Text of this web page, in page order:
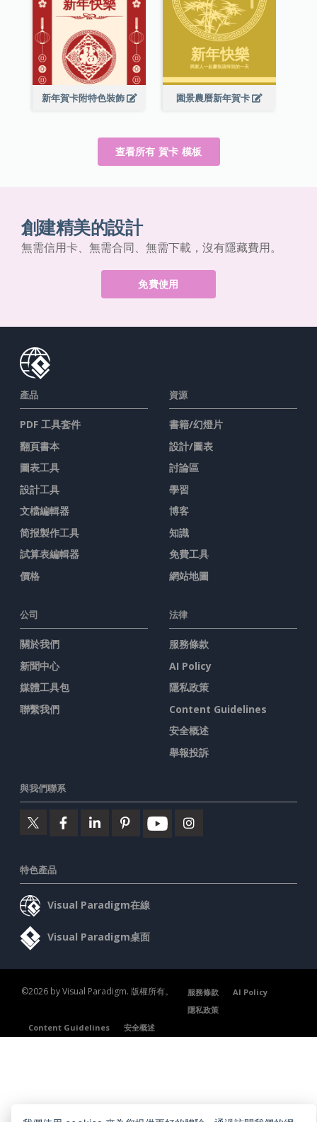
新年賀卡附特色裝飾 園景農曆新年賀卡
查看所有 賀卡 模板
創建精美的設計
無需信用卡、無需合同、無需下載，沒有隱藏費用。
免費使用
產品
PDF 工具套件
翻頁書本
圖表工具
設計工具
文檔編輯器
简报製作工具
試算表編輯器
價格
資源
書籍/幻燈片
設計/圖表
討論區
學習
博客
知識
免費工具
網站地圖
公司
關於我們
新聞中心
媒體工具包
聯繫我們
法律
服務條款
AI Policy
隱私政策
Content Guidelines
安全概述
舉報投訴
與我們聯系
特色產品
Visual Paradigm在線
Visual Paradigm桌面
©2026 by Visual Paradigm. 版權所有。 服務條款
AI Policy
隱私政策
Content Guidelines
安全概述